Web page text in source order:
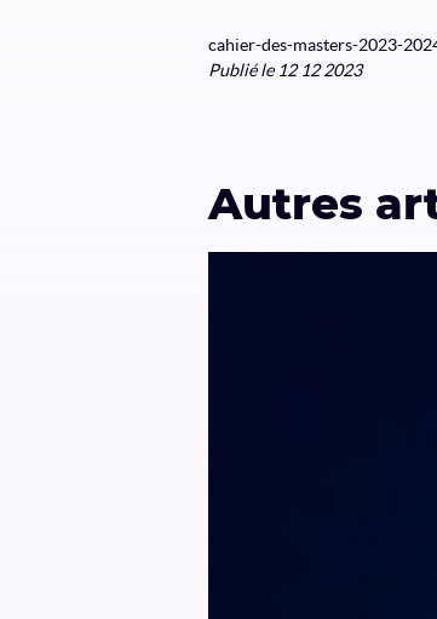
cahier-des-masters-2023-
Publié le 12 12 2023
Autres